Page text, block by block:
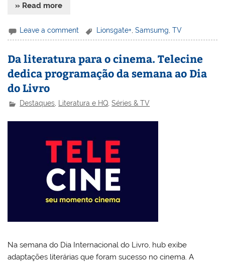
» Read more
Leave a comment Lionsgate+,Samsumg,TV
Da literatura para o cinema. Telecine
dedica programação da semana ao Dia
do Livro
Destaques, Literatura e HQ,Séries & TV
Na semana do Dia Internacional do Livro, hub exibe
adaptações literárias que foram sucesso no cinema. A